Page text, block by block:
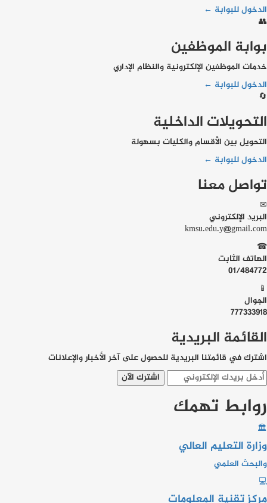
الدخول للبوابة ←
👥
بوابة الموظفين
خدمات الموظفين الإلكترونية والنظام الإداري
الدخول للبوابة ←
🔄
التحويلات الداخلية
التحويل بين الأقسام والكليات بسهولة
الدخول للبوابة ←
تواصل معنا
✉
البريد الإلكتروني
kmsu.edu.y@gmail.com
☎
الهاتف الثابت
01/484772
📱
الجوال
777333918
القائمة البريدية
اشترك في قائمتنا البريدية للحصول على آخر الأخبار والإعلانات
اشترك الآن
روابط تهمك
🏛
وزارة التعليم العالي
والبحث العلمي
💻
مركز تقنية المعلومات